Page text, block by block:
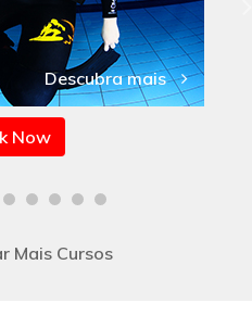
Descubra mais
Now
Mais Cursos